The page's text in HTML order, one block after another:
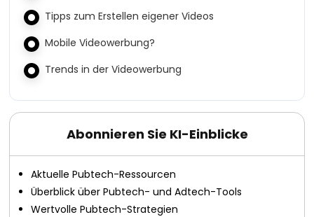
Tipps zum Erstellen eigener Videos
Mobile Videowerbung?
Trends in der Videowerbung
Abonnieren Sie KI-Einblicke
Aktuelle Pubtech-Ressourcen
Überblick über Pubtech- und Adtech-Tools
Wertvolle Pubtech-Strategien